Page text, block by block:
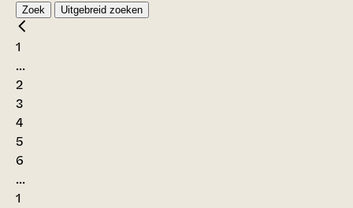
Zoek Uitgebreid zoeken
1
...
2
3
4
5
6
...
1